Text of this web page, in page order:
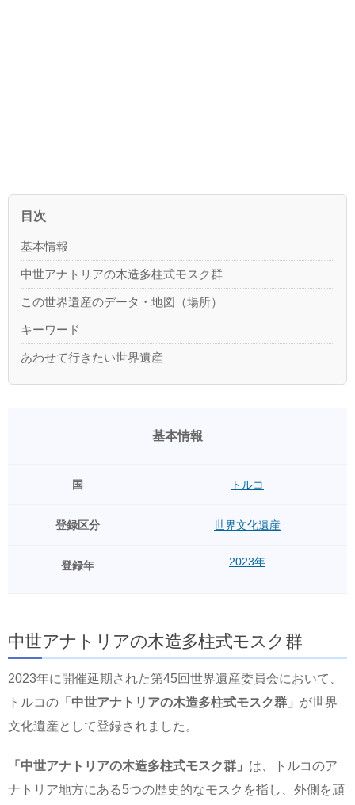
目次
基本情報
中世アナトリアの木造多柱式モスク群
この世界遺産のデータ・地図（場所）
キーワード
あわせて行きたい世界遺産
基本情報
国 トルコ
登録区分 世界文化遺産
登録年 2023年
中世アナトリアの木造多柱式モスク群
2023年に開催延期された第45回世界遺産委員会において、
トルコの 「中世アナトリアの木造多柱式モスク群」 が世界
文化遺産として登録されました。
「中世アナトリアの木造多柱式モスク群」 は、トルコのア
ナトリア地方にある5つの歴史的なモスクを指し、外側を頑